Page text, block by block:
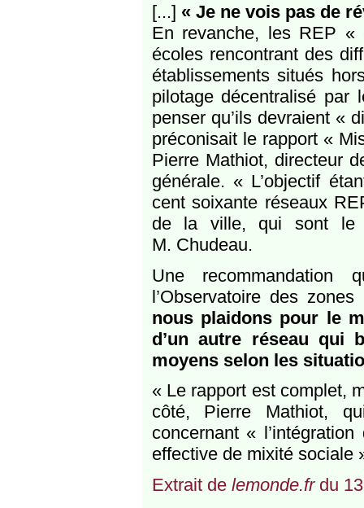
[...] « Je ne vois pas de
En revanche, les REP «
écoles rencontrant des
établissements situés
pilotage décentralisé par
penser qu’ils devraient «
préconisait le rapport «
Pierre Mathiot, directeur
générale. « L’objectif
cent soixante réseaux
de la ville, qui sont le
M. Chudeau.
Une
l’Observatoire des
nous plaidons pour le
d’un autre réseau qui
moyens selon les
« Le rapport est complet,
côté, Pierre Mathiot,
concernant «
effective de mixité sociale
Extrait de lemonde.frdu